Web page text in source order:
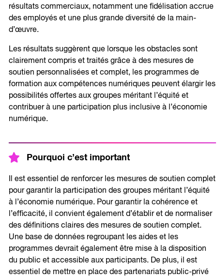
résultats commerciaux, notamment une fidélisation accrue
des employés et une plus grande diversité de la main-
d’œuvre.
Les résultats suggèrent que lorsque les obstacles sont
clairement compris et traités grâce à des mesures de
soutien personnalisées et complet, les programmes de
formation aux compétences numériques peuvent élargir les
possibilités offertes aux groupes méritant l’équité et
contribuer à une participation plus inclusive à l’économie
numérique.
Pourquoi c’est important
Il est essentiel de renforcer les mesures de soutien complet
pour garantir la participation des groupes méritant l’équité
à l’économie numérique. Pour garantir la cohérence et
l’efficacité, il convient également d’établir et de normaliser
des définitions claires des mesures de soutien complet.
Une base de données regroupant les aides et les
programmes devrait également être mise à la disposition
du public et accessible aux participants. De plus, il est
essentiel de mettre en place des partenariats public-privé